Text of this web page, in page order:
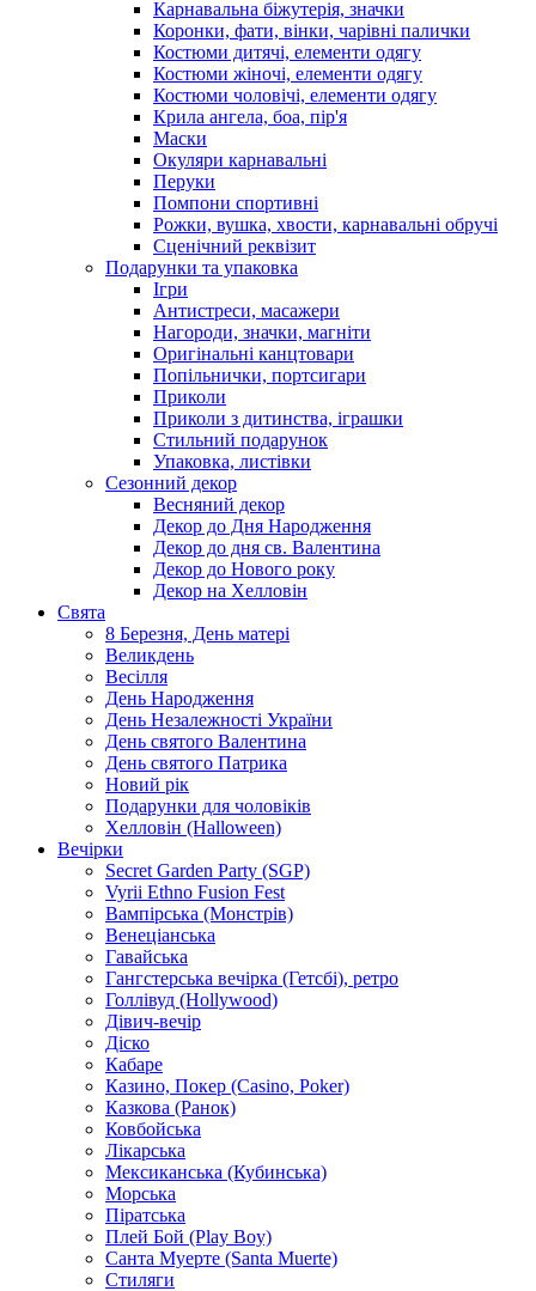
Карнавальна біжутерія, значки
Коронки, фати, вінки, чарівні палички
Костюми дитячі, елементи одягу
Костюми жіночі, елементи одягу
Костюми чоловічі, елементи одягу
Крила ангела, боа, пір'я
Маски
Окуляри карнавальні
Перуки
Помпони спортивні
Рожки, вушка, хвости, карнавальні обручі
Сценічний реквізит
Подарунки та упаковка
Ігри
Антистреси, масажери
Нагороди, значки, магніти
Оригінальні канцтовари
Попільнички, портсигари
Приколи
Приколи з дитинства, іграшки
Стильний подарунок
Упаковка, листівки
Сезонний декор
Весняний декор
Декор до Дня Народження
Декор до дня св. Валентина
Декор до Нового року
Декор на Хелловін
Свята
8 Березня, День матері
Великдень
Весілля
День Народження
День Незалежності України
День святого Валентина
День святого Патрика
Новий рік
Подарунки для чоловіків
Хелловін (Halloween)
Вечірки
Secret Garden Party (SGP)
Vyrii Ethno Fusion Fest
Вампірська (Монстрів)
Венеціанська
Гавайська
Гангстерська вечірка (Гетсбі), ретро
Голлівуд (Hollywood)
Дівич-вечір
Діско
Кабаре
Казино, Покер (Casino, Poker)
Казкова (Ранок)
Ковбойська
Лікарська
Мексиканська (Кубинська)
Морська
Піратська
Плей Бой (Play Boy)
Санта Муерте (Santa Muerte)
Стиляги